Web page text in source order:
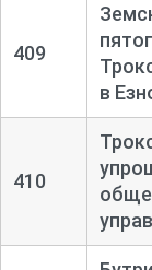
409
в
410